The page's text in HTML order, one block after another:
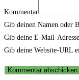
Kommentar
Gib deinen Namen oder
Gib deine E-Mail-
Gib deine Website-URL